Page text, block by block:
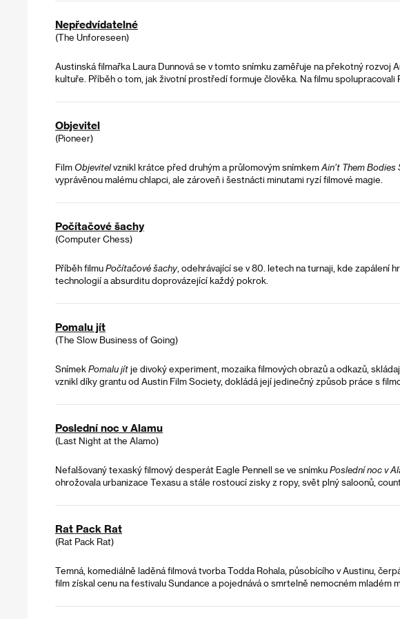
Nepředvídatelné
(The Unforeseen)
Austinská filmařka Laura Dunnová se v tomto snímku zaměřuje na překotný
kultuře. Příběh o tom, jak životní prostředí formuje člověka. Na filmu spolupracovali
Objevitel
(Pioneer)
Film Objevitelvznikl krátce před druhým a průlomovým snímkem Ain’t Them Bodies
vyprávěnou malému chlapci, ale zároveň i šestnácti minutami ryzí filmové magie.
Počítačové šachy
(Computer Chess)
Příběh filmu Počítačové šachy , odehrávající se v 80. letech na turnaji, kde
technologií a absurditu doprovázející každý pokrok.
Pomalu jít
(The Slow Business of Going)
Snímek Pomalu jít je divoký experiment, mozaika filmových obrazů a odkazů,
vznikl díky grantu od Austin Film Society, dokládá její jedinečný způsob práce s
Poslední noc v Alamu
(Last Night at the Alamo)
Nefalšovaný texaský filmový desperát Eagle Pennell se ve snímku Poslední noc v
ohrožovala urbanizace Texasu a stále rostoucí zisky z ropy, svět plný saloonů,
Rat Pack Rat
(Rat Pack Rat)
Temná, komediálně laděná filmová tvorba Todda Rohala, působícího v Austinu,
film získal cenu na festivalu Sundance a pojednává o smrtelně nemocném mladém